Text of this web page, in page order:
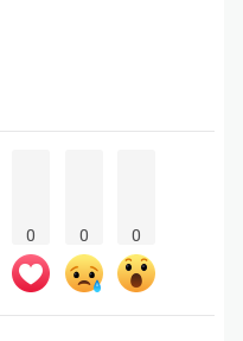
0 0 0